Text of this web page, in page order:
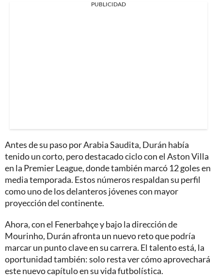
PUBLICIDAD
Antes de su paso por Arabia Saudita, Durán había
tenido un corto, pero destacado ciclo con el Aston Villa
en la Premier League, donde también marcó 12 goles en
media temporada. Estos números respaldan su perfil
como uno de los delanteros jóvenes con mayor
proyección del continente.
Ahora, con el Fenerbahçe y bajo la dirección de
Mourinho, Durán afronta un nuevo reto que podría
marcar un punto clave en su carrera. El talento está, la
oportunidad también: solo resta ver cómo aprovechará
este nuevo capítulo en su vida futbolística.